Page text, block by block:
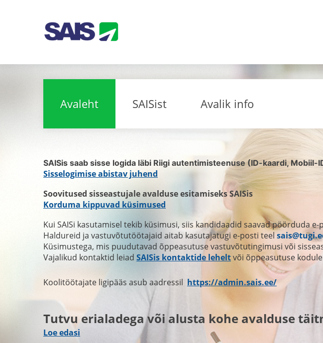
Avaleht SAISist Avalik info
SAISis saab sisse logida läbi Riigi autentimisteenuse (ID-kaardi, Mobiil-
Sisselogimise abistav juhend
Soovitused sisseastujale avalduse esitamiseks SAISis
Korduma kippuvad küsimused
Kui SAISi kasutamisel tekib küsimusi, siis kandidaadid saavad pöördudae-
Haldureid ja vastuvõtutöötajaid aitab kasutajatugi e-posti teel
Küsimustega, mis puudutavad õppeasutuse vastuvõtutingimusi või
Vajalikud kontaktid leiad SAISis kontaktide leheltvõi õppeasutuse
Koolitöötajate ligipääs asub aadressil https://admin.sais.ee/
Tutvu erialadega või alusta kohe avalduse
Loe edasi